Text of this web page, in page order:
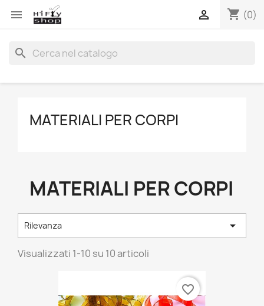
 shopping_cart (0)

search
MATERIALI PER CORPI
MATERIALI PER CORPI
Rilevanza 
Visualizzati 1-10 su 10 articoli
favorite_border